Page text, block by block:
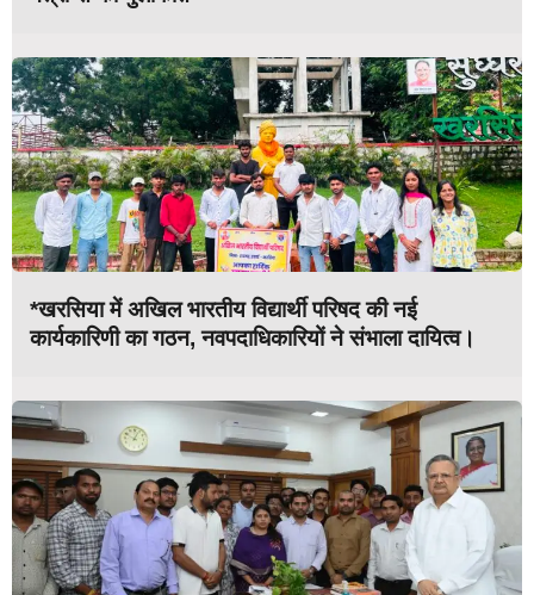
*खरसिया में अखिल भारतीय विद्यार्थी परिषद की नई
कार्यकारिणी का गठन, नवपदाधिकारियों ने संभाला दायित्व।